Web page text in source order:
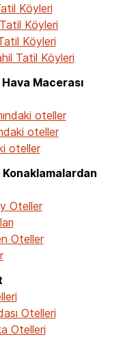
Köyleri
Köyleri
Köyleri
Tatil Köyleri
Macerası
oteller
oteller
oteller
Oteller
Oteller
Otelleri
Otelleri